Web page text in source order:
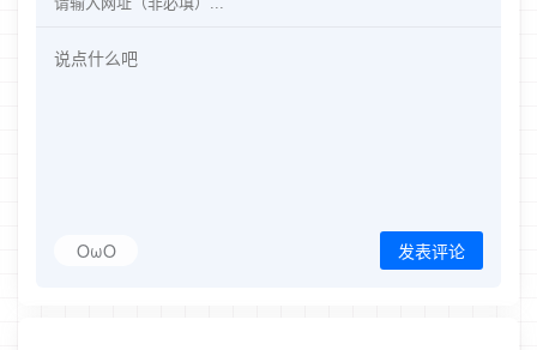
OωO 发表评论